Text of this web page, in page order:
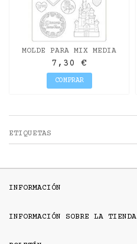
MOLDE PARA MIX MEDIA
SLEEPING BEAUTY
"CASTILLO Y PASTEL"...
7,30 €
COMPRAR
ETIQUETAS
INFORMACIÓN
INFORMACIÓN SOBRE LA TIENDA